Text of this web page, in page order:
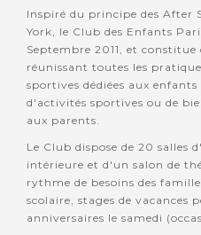
Inspiré du principe des After
York, le Club des Enfants
Septembre 2011, et
réunissant toutes les
sportives dédiées aux
d'activités sportives ou de
aux parents.
Le Club dispose de 20 salles
intérieure et d'un salon de
rythme de besoins des
scolaire, stages de vacances
anniversaires le samedi